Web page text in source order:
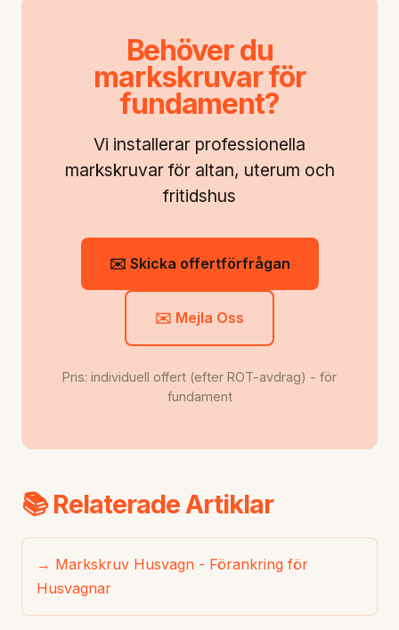
Behöver du
markskruvar för
fundament?
Vi installerar professionella
markskruvar för altan, uterum och
fritidshus
✉️ Skicka offertförfrågan
✉️ Mejla Oss
Pris: individuell offert (efter ROT-avdrag) - för
fundament
📚 Relaterade Artiklar
→ Markskruv Husvagn - Förankring för
Husvagnar